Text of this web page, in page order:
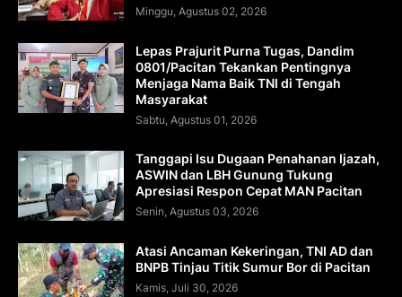
Minggu, Agustus 02, 2026
Lepas Prajurit Purna Tugas, Dandim
0801/Pacitan Tekankan Pentingnya
Menjaga Nama Baik TNI di Tengah
Masyarakat
Sabtu, Agustus 01, 2026
Tanggapi Isu Dugaan Penahanan Ijazah,
ASWIN dan LBH Gunung Tukung
Apresiasi Respon Cepat MAN Pacitan
Senin, Agustus 03, 2026
Atasi Ancaman Kekeringan, TNI AD dan
BNPB Tinjau Titik Sumur Bor di Pacitan
Kamis, Juli 30, 2026